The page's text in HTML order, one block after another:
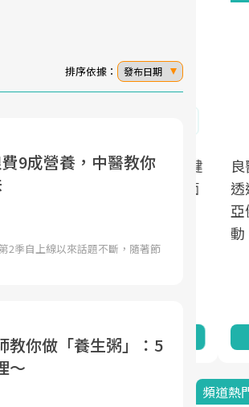
排序依據： 發布日期
9成營養，中醫教你
2季自上線以來話題不斷，隨著節
教你做「養生粥」：5
～
的浪潮，台灣正在快速邁
的新時代。隨著國家政策
健檢不只是醫療院所的服
前往專題
醫生活祭體驗「一站式健
講座、體驗到運動，全面
前往專題
良
透
亞
動。
頻道熱